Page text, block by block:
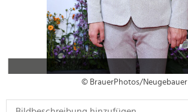
© BrauerPhotos/Neugebauer